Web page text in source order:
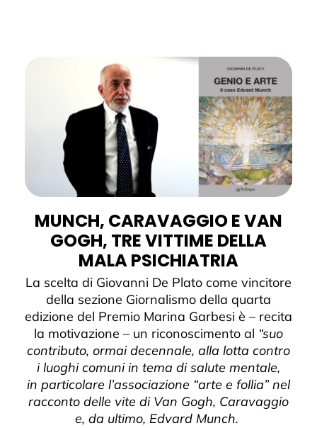
MUNCH, CARAVAGGIO E VAN
GOGH, TRE VITTIME DELLA
MALA PSICHIATRIA
La scelta di Giovanni De Plato come vincitore
della sezione Giornalismo della quarta
edizione del Premio Marina Garbesi è – recita
la motivazione – un riconoscimento al “suo
contributo, ormai decennale, alla lotta contro
i luoghi comuni in tema di salute mentale,
in particolare l’associazione “arte e follia” nel
racconto delle vite di Van Gogh, Caravaggio
e, da ultimo, Edvard Munch.